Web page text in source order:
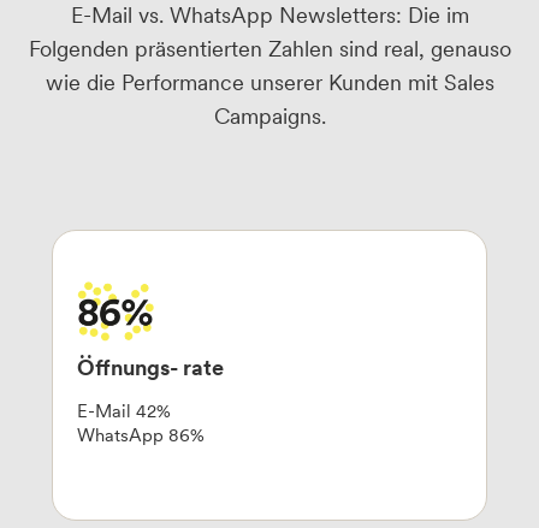
E-Mail vs. WhatsApp Newsletters: Die im
Folgenden präsentierten Zahlen sind real, genauso
wie die Performance unserer Kunden mit Sales
Campaigns.
Öffnungs- rate
E-Mail 42%
WhatsApp 86%